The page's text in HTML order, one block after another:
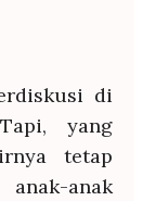
di
yang
tetap
anak